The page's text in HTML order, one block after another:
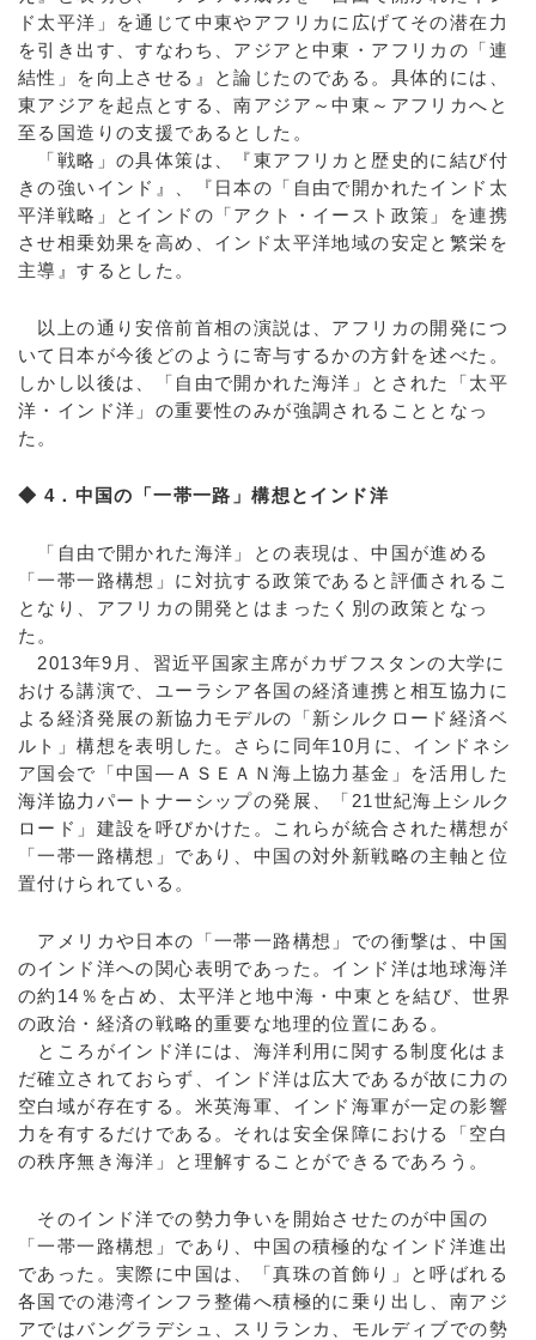
ド太平洋」を通じて中東やアフリカに広げてその潜在力
を引き出す、すなわち、アジアと中東・アフリカの「連
結性」を向上させる』と論じたのである。具体的には、
東アジアを起点とする、南アジア～中東～アフリカへと
至る国造りの支援であるとした。
「戦略」の具体策は、『東アフリカと歴史的に結び付
きの強いインド』、『日本の「自由で開かれたインド太
平洋戦略」とインドの「アクト・イースト政策」を連携
させ相乗効果を高め、インド太平洋地域の安定と繁栄を
主導』するとした。
以上の通り安倍前首相の演説は、アフリカの開発につ
いて日本が今後どのように寄与するかの方針を述べた。
しかし以後は、「自由で開かれた海洋」とされた「太平
洋・インド洋」の重要性のみが強調されることとなっ
た。
◆ 4．中国の「一帯一路」構想とインド洋
「自由で開かれた海洋」との表現は、中国が進める
「一帯一路構想」に対抗する政策であると評価されるこ
となり、アフリカの開発とはまったく別の政策となっ
た。
2013年9月、習近平国家主席がカザフスタンの大学に
おける講演で、ユーラシア各国の経済連携と相互協力に
よる経済発展の新協力モデルの「新シルクロード経済ベ
ルト」構想を表明した。さらに同年10月に、インドネシ
ア国会で「中国―ＡＳＥＡＮ海上協力基金」を活用した
海洋協力パートナーシップの発展、「21世紀海上シルク
ロード」建設を呼びかけた。これらが統合された構想が
「一帯一路構想」であり、中国の対外新戦略の主軸と位
置付けられている。
アメリカや日本の「一帯一路構想」での衝撃は、中国
のインド洋への関心表明であった。インド洋は地球海洋
の約14％を占め、太平洋と地中海・中東とを結び、世界
の政治・経済の戦略的重要な地理的位置にある。
ところがインド洋には、海洋利用に関する制度化はま
だ確立されておらず、インド洋は広大であるが故に力の
空白域が存在する。米英海軍、インド海軍が一定の影響
力を有するだけである。それは安全保障における「空白
の秩序無き海洋」と理解することができるであろう。
そのインド洋での勢力争いを開始させたのが中国の
「一帯一路構想」であり、中国の積極的なインド洋進出
であった。実際に中国は、「真珠の首飾り」と呼ばれる
各国での港湾インフラ整備へ積極的に乗り出し、南アジ
アではバングラデシュ、スリランカ、モルディブでの勢